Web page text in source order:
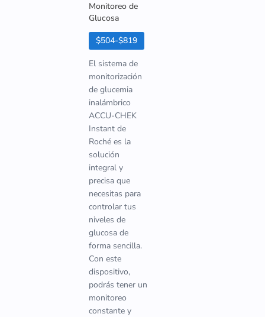
Monitoreo de
Glucosa
$504-$819
El sistema de
monitorización
de glucemia
inalámbrico
ACCU-CHEK
Instant de
Roché es la
solución
integral y
precisa que
necesitas para
controlar tus
niveles de
glucosa de
forma sencilla.
Con este
dispositivo,
podrás tener un
monitoreo
constante y